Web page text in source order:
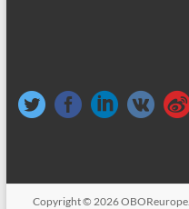
Copyright © 2026OBOReurope